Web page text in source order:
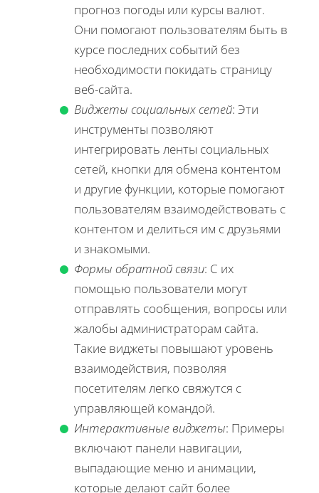
прогноз погоды или курсы валют.
Они помогают пользователям быть в
курсе последних событий без
необходимости покидать страницу
веб-сайта.
Виджеты социальных сетей: Эти
инструменты позволяют
интегрировать ленты социальных
сетей, кнопки для обмена контентом
и другие функции, которые помогают
пользователям взаимодействовать с
контентом и делиться им с друзьями
и знакомыми.
Формы обратной связи: С их
помощью пользователи могут
отправлять сообщения, вопросы или
жалобы администраторам сайта.
Такие виджеты повышают уровень
взаимодействия, позволяя
посетителям легко свяжутся с
управляющей командой.
Интерактивные виджеты: Примеры
включают панели навигации,
выпадающие меню и анимации,
которые делают сайт более